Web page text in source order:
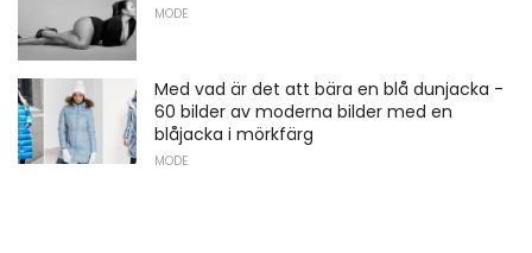
MODE
Med vad är det att bära en blå dunjacka -
60 bilder av moderna bilder med en
blåjacka i mörkfärg
MODE